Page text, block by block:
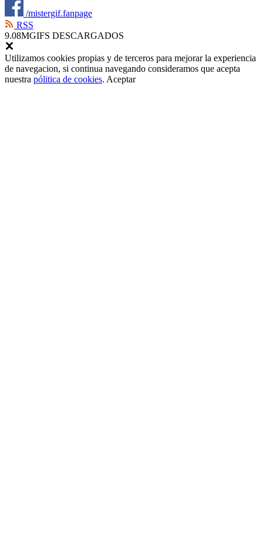
/mistergif.fanpage
RSS
9.08MGIFS DESCARGADOS
Utilizamos cookies propias y de terceros para mejorar la experiencia
de navegacion, si continua navegando consideramos que acepta
nuestra pólitica de cookies. Aceptar